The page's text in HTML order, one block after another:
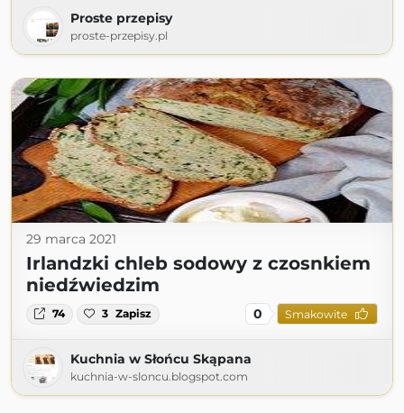
Proste przepisy
proste-przepisy.pl
29 marca 2021
Irlandzki chleb sodowy z czosnkiem
niedźwiedzim
74 3 Zapisz 0 Smakowite
Kuchnia w Słońcu Skąpana
kuchnia-w-sloncu.blogspot.com